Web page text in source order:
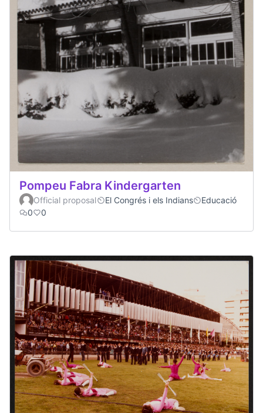
Pompeu Fabra Kindergarten
Official proposal El Congrés i els Indians
Educació
0
0